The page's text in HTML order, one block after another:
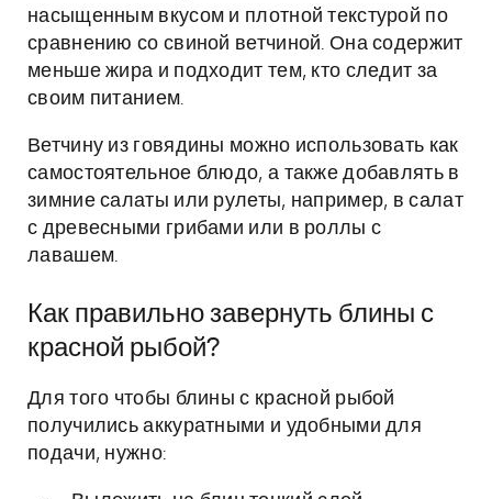
насыщенным вкусом и плотной текстурой по
сравнению со свиной ветчиной. Она содержит
меньше жира и подходит тем, кто следит за
своим питанием.
Ветчину из говядины можно использовать как
самостоятельное блюдо, а также добавлять в
зимние салаты или рулеты, например, в салат
с древесными грибами или в роллы с
лавашем.
Как правильно завернуть блины с
красной рыбой?
Для того чтобы блины с красной рыбой
получились аккуратными и удобными для
подачи, нужно: